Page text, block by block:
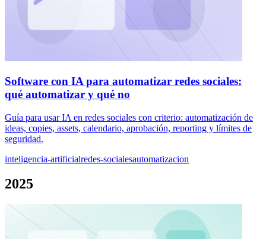
Software con IA para automatizar redes sociales:
qué automatizar y qué no
Guía para usar IA en redes sociales con criterio: automatización de
ideas, copies, assets, calendario, aprobación, reporting y límites de
seguridad.
inteligencia-artificialredes-socialesautomatizacion
2025